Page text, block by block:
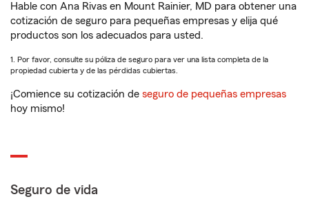
Hable con Ana Rivas en Mount Rainier, MD para obtener una
cotización de seguro para pequeñas empresas y elija qué
productos son los adecuados para usted.
1. Por favor, consulte su póliza de seguro para ver una lista completa de la
propiedad cubierta y de las pérdidas cubiertas.
¡Comience su cotización de seguro de pequeñas empresas
hoy mismo!
Seguro de vida